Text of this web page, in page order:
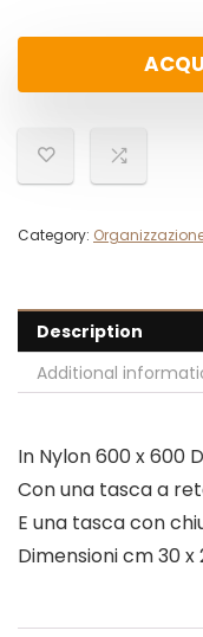
Category:
Description
Additional
In Nylon 600 x 600
Con una tasca a
E una tasca con
Dimensioni cm 30 x